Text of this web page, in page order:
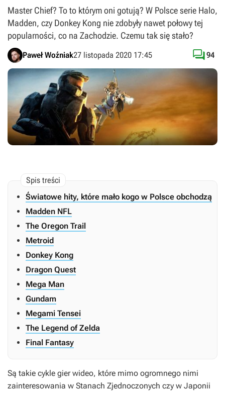
Master Chief? To to którym oni gotują? W Polsce serie Halo,
Madden, czy Donkey Kong nie zdobyły nawet połowy tej
popularności, co na Zachodzie. Czemu tak się stało?
Paweł Woźniak27 listopada 2020 17:45 94
Światowe hity, które mało kogo w Polsce obchodzą
Madden NFL
The Oregon Trail
Metroid
Donkey Kong
Dragon Quest
Mega Man
Gundam
Megami Tensei
The Legend of Zelda
Final Fantasy
Są takie cykle gier wideo, które mimo ogromnego nimi
zainteresowania w Stanach Zjednoczonych czy w Japonii